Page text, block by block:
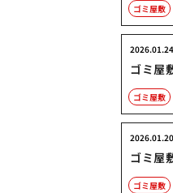
ゴミ屋敷
ゴミ屋
2026.01.24
ゴミ屋敷
ゴミ屋
2026.01.20
ゴミ屋敷